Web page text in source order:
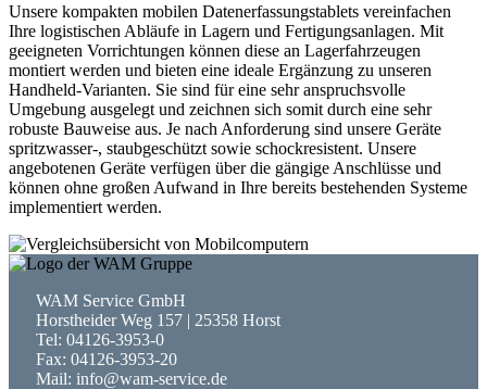
Unsere kompakten mobilen Datenerfassungstablets vereinfachen
Ihre logistischen Abläufe in Lagern und Fertigungsanlagen. Mit
geeigneten Vorrichtungen können diese an Lagerfahrzeugen
montiert werden und bieten eine ideale Ergänzung zu unseren
Handheld-Varianten. Sie sind für eine sehr anspruchsvolle
Umgebung ausgelegt und zeichnen sich somit durch eine sehr
robuste Bauweise aus. Je nach Anforderung sind unsere Geräte
spritzwasser-, staubgeschützt sowie schockresistent. Unsere
angebotenen Geräte verfügen über die gängige Anschlüsse und
können ohne großen Aufwand in Ihre bereits bestehenden Systeme
implementiert werden.
WAM Service GmbH
Horstheider Weg 157 | 25358 Horst
Tel: 04126-3953-0
Fax: 04126-3953-20
Mail: info@wam-service.de